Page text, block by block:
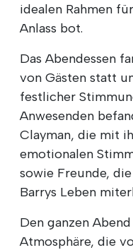
idealen Rahmen
Anlass bot.
Das Abendessen
von Gästen statt
festlicher
Anwesenden
Clayman, die mit
emotionalen
sowie Freunde,
Barrys Leben
Den ganzen
Atmosphäre, die